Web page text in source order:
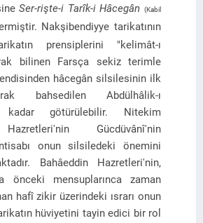
Ser-rişte-i Tarîk-i Hâcegân (Kabil
Nakşibendiyye tarikatının
prensiplerini "kelimât-ı
bilinen Farsça sekiz terimle
hâcegân silsilesinin ilk
bahsedilen Abdülhâlik-ı
kadar götürülebilir. Nitekim
Gücdüvânî'nin
onun silsiledeki önemini
Bahâeddin Hazretleri'nin,
önceki mensuplarınca zaman
hafî zikir üzerindeki ısrarı onun
hüviyetini tayin edici bir rol